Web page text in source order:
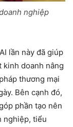
nghiệp
lần này đã giúp
kinh doanh nâng
thương mại
Bên cạnh đó,
phần tạo nên
nghiệp, tiểu